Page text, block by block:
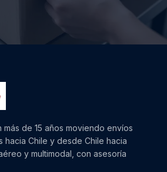
de 15 años moviendo envíos
hacia Chile y desde Chile hacia
y multimodal, con asesoría